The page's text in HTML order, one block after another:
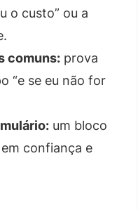
o custo” ou a
comuns: prova
“e se eu não for
um bloco
confiança e